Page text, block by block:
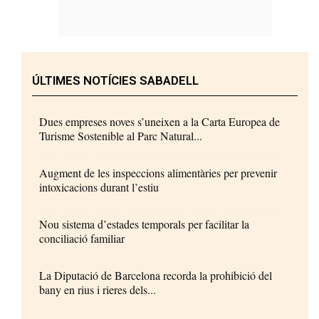
ÚLTIMES NOTÍCIES SABADELL
Dues empreses noves s’uneixen a la Carta Europea de
Turisme Sostenible al Parc Natural...
Augment de les inspeccions alimentàries per prevenir
intoxicacions durant l’estiu
Nou sistema d’estades temporals per facilitar la
conciliació familiar
La Diputació de Barcelona recorda la prohibició del
bany en rius i rieres dels...